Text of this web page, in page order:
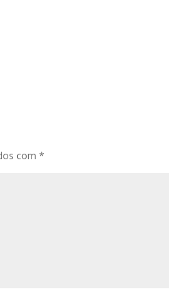
com*